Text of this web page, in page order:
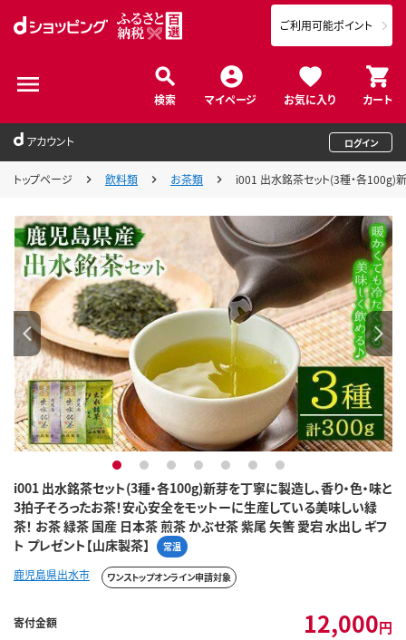
検索 マイページ お気に入り カート
ご利用可能ポイント
アカウント ログイン
トップページ 飲料類 お茶類 i001 出水銘茶セット(3種・各100g)
i001 出水銘茶セット(3種・各100g)新芽を丁寧に製造し、香り・色・味と
3拍子そろったお茶！安心安全をモットーに生産している美味しい緑
茶！ お茶 緑茶 国産 日本茶 煎茶 かぶせ茶 紫尾 矢筈 愛宕 水出し ギフ
ト プレゼント【山床製茶】
常温
1 2 3 4 5 6 7
鹿児島県出水市 ワンストップオンライン申請対象
寄付金額 12,000円